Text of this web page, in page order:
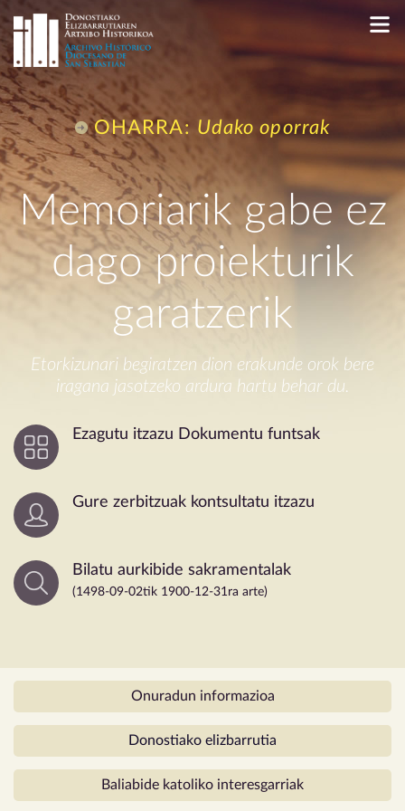
OHARRA: Udako oporrak
Memoriarik gabe ez
dagoproiekturik
garatzerik
Etorkizunari begiratzen dion erakunde orok bere
iragana jasotzeko ardura hartu behar du.
Ezagutu itzazu Dokumentu funtsak
Gure zerbitzuak kontsultatu itzazu
Bilatu aurkibide sakramentalak
(1498-09-02tik 1900-12-31ra arte)
Onuradun informazioa
Donostiako elizbarrutia
Baliabide katoliko interesgarriak